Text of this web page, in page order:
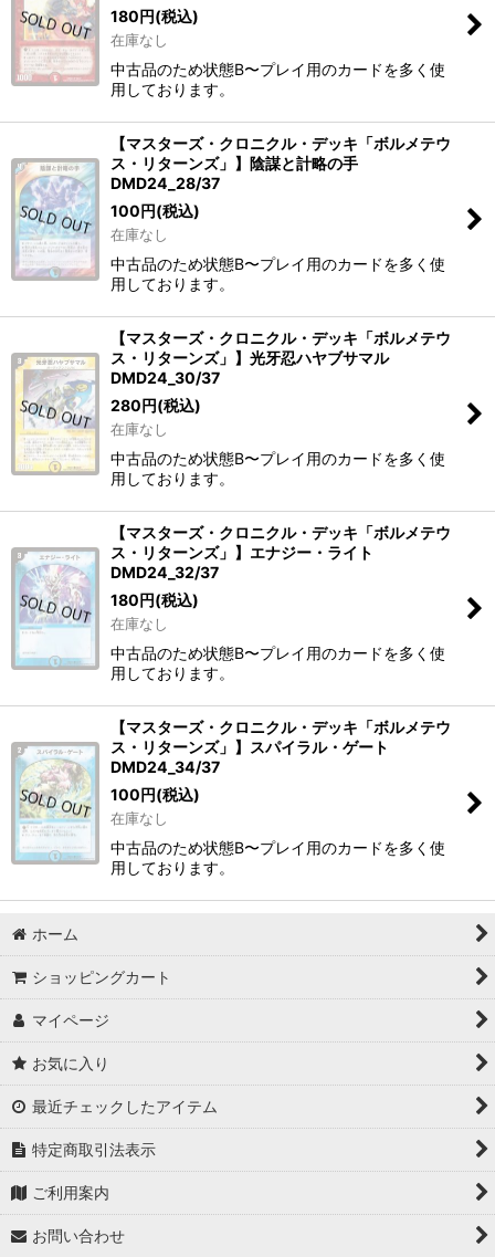
180円(税込)
在庫なし
中古品のため状態B〜プレイ用のカードを多く使
用しております。
【マスターズ・クロニクル・デッキ「ボルメテウ
ス・リターンズ」】陰謀と計略の手
DMD24_28/37
100円(税込)
在庫なし
中古品のため状態B〜プレイ用のカードを多く使
用しております。
【マスターズ・クロニクル・デッキ「ボルメテウ
ス・リターンズ」】光牙忍ハヤブサマル
DMD24_30/37
280円(税込)
在庫なし
中古品のため状態B〜プレイ用のカードを多く使
用しております。
【マスターズ・クロニクル・デッキ「ボルメテウ
ス・リターンズ」】エナジー・ライト
DMD24_32/37
180円(税込)
在庫なし
中古品のため状態B〜プレイ用のカードを多く使
用しております。
【マスターズ・クロニクル・デッキ「ボルメテウ
ス・リターンズ」】スパイラル・ゲート
DMD24_34/37
100円(税込)
在庫なし
中古品のため状態B〜プレイ用のカードを多く使
用しております。
ホーム
ショッピングカート
マイページ
お気に入り
最近チェックしたアイテム
特定商取引法表示
ご利用案内
お問い合わせ